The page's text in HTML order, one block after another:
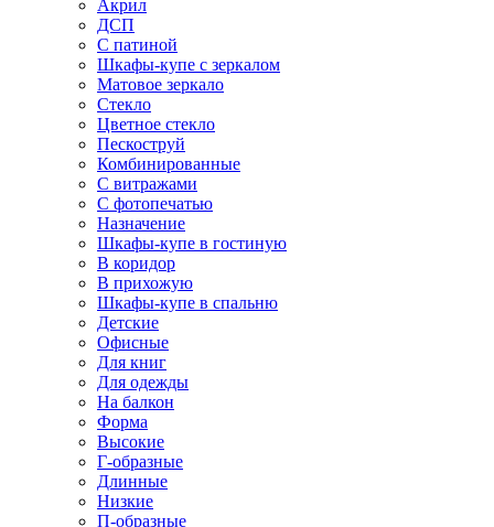
Акрил
ДСП
С патиной
Шкафы-купе с зеркалом
Матовое зеркало
Стекло
Цветное стекло
Пескоструй
Комбинированные
С витражами
С фотопечатью
Назначение
Шкафы-купе в гостиную
В коридор
В прихожую
Шкафы-купе в спальню
Детские
Офисные
Для книг
Для одежды
На балкон
Форма
Высокие
Г-образные
Длинные
Низкие
П-образные